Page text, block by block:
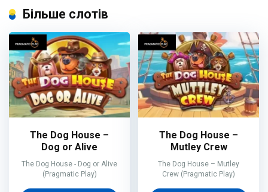
Більше слотів
The Dog House –
Dog or Alive
The Dog House - Dog or Alive
(Pragmatic Play)
The Dog House –
Mutley Crew
The Dog House – Mutley
Crew (Pragmatic Play)